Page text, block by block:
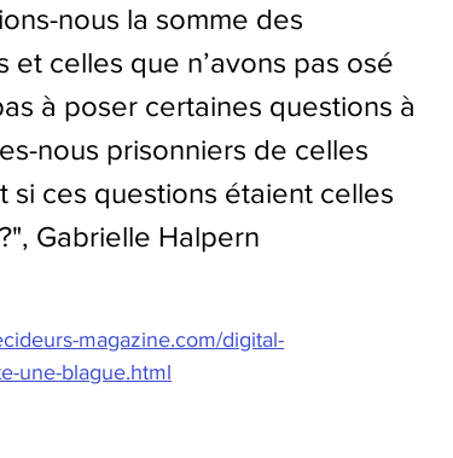
nous la somme des
celles que n’avons pas osé
à poser certaines questions à
nous prisonniers de celles
si ces questions étaient celles
", Gabrielle Halpern
magazine.com/digital-
une-blague.html